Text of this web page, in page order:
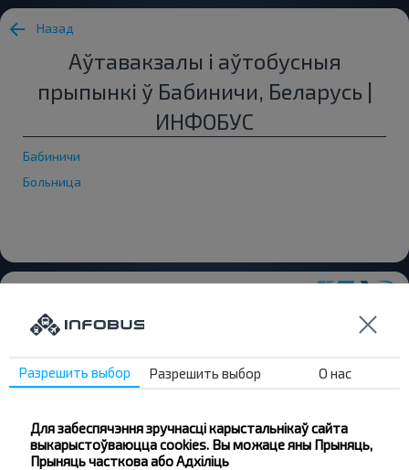
Назад
Аўтавакзалы і аўтобусныя
прыпынкі ў Бабиничи, Беларусь |
ИНФОБУС
Бабиничи
Больница
Жадаеце
танней?
Разрешить выбор Разрешить выбор О нас
Для забеспячэння зручнасці карыстальнікаў сайта
выкарыстоўваюцца cookies. Вы можаце яны Прыняць,
Прыняць часткова або Адхіліць